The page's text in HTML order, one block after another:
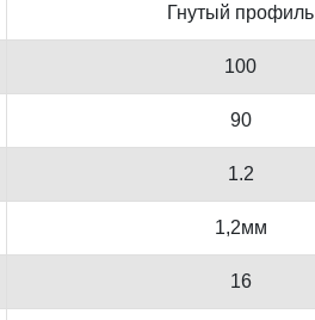
Гнутый профиль
100
90
1.2
1,2мм
16